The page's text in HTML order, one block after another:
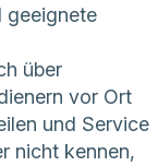
geeignete
über
vor Ort
und Service
nicht kennen,